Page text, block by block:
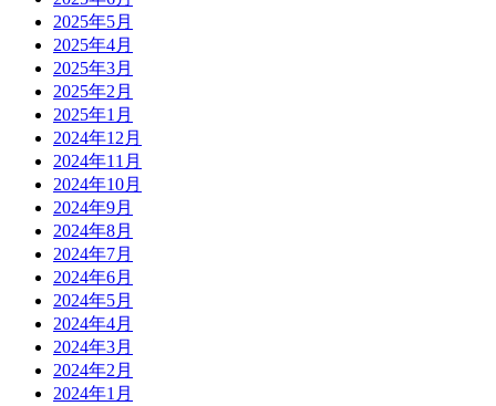
2025年5月
2025年4月
2025年3月
2025年2月
2025年1月
2024年12月
2024年11月
2024年10月
2024年9月
2024年8月
2024年7月
2024年6月
2024年5月
2024年4月
2024年3月
2024年2月
2024年1月